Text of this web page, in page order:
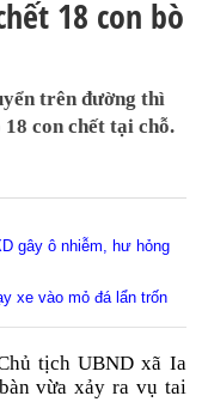
18 con bò
trên đường thì
con chết tại chỗ.
gây ô nhiễm, hư hỏng
xe vào mỏ đá lẩn trốn
tịch UBND xã Ia
vừa xảy ra vụ tai